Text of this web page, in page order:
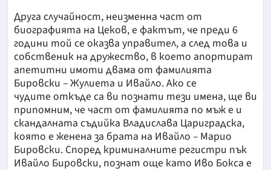
Друга случайност, неизменна част от
биографията на Цеков, е фактът, че преди 6
години той се оказва управител, а след това и
собственик на дружество, в което апортират
апетитни имоти двама от фамилията
Бировски – Жулиета и Ивайло. Ако се
чудите откъде са ви познати тези имена, ще ви
припомним, че част от фамилията по мъж е и
скандалната съдийка Владислава Цариградска,
която е женена за брата на Ивайло – Марио
Бировски. Според криминалните регистри пък
Ивайло Бировски, познат още като Иво Бокса е